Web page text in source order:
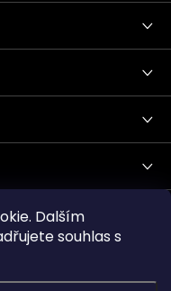
Dalším
souhlas s